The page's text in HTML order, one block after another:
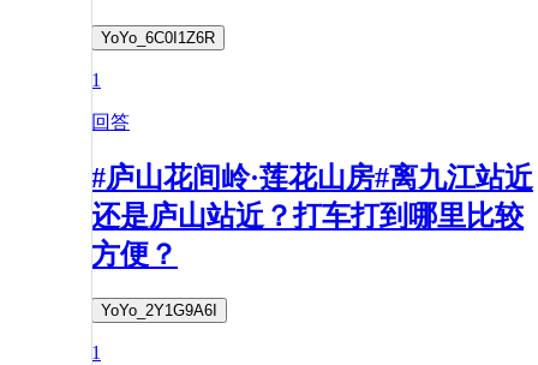
YoYo_6C0I1Z6R
1
回答
#庐山花间岭·莲花山房#离九江站近
还是庐山站近？打车打到哪里比较
方便？
YoYo_2Y1G9A6I
1